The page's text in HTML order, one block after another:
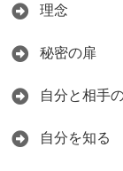
理念
秘密の扉
自分と相手
自分を知る